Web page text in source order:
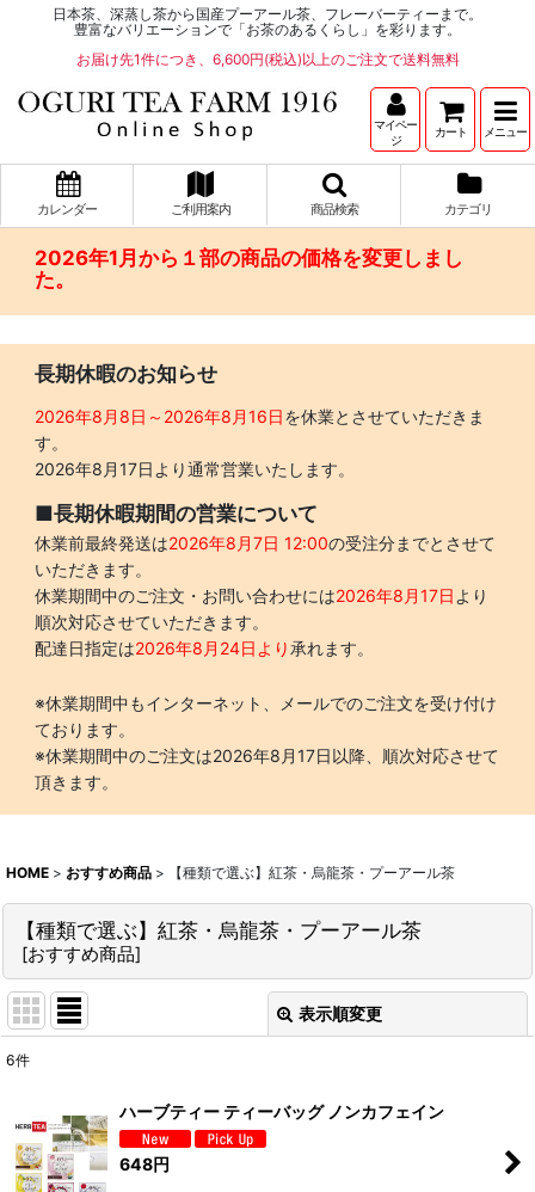
日本茶、深蒸し茶から国産プーアール茶、フレーバーティーまで。
豊富なバリエーションで「お茶のあるくらし」を彩ります。
お届け先1件につき、6,600円(税込)以上のご注文で送料無料
マイペー
ジ
カート メニュー
カレンダー ご利用案内 商品検索 カテゴリ
2026年1月から１部の商品の価格を変更しまし
た。
長期休暇のお知らせ
2026年8月8日～2026年8月16日を休業とさせていただきま
す。
2026年8月17日より通常営業いたします。
■長期休暇期間の営業について
休業前最終発送は2026年8月7日 12:00の受注分までとさせて
いただきます。
休業期間中のご注文・お問い合わせには2026年8月17日 より
順次対応させていただきます。
配達日指定は2026年8月24日より承れます。
※休業期間中もインターネット、メールでのご注文を受け付け
ております。
※休業期間中のご注文は2026年8月17日以降、順次対応させて
頂きます。
HOME > おすすめ商品 > 【種類で選ぶ】紅茶・烏龍茶・プーアール茶
【種類で選ぶ】紅茶・烏龍茶・プーアール茶
[おすすめ商品]
表示順変更
並び順:
6件
ハーブティー ティーバッグ ノンカフェイン
648円